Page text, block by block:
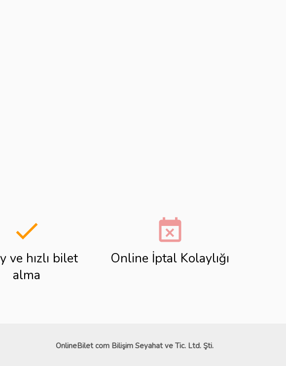
done
ve hızlı bilet
alma
event_busy
Online İptal Kolaylığı
OnlineBilet com Bilişim Seyahat ve Tic. Ltd. Şti.